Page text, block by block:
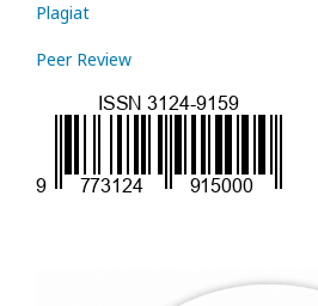
Plagiat
Peer Review